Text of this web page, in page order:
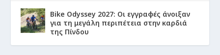
Bike Odyssey 2027: Οι εγγραφές άνοιξαν
για τη μεγάλη περιπέτεια στην καρδιά
της Πίνδου